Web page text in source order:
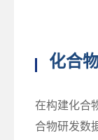
化合
在构建化合
合物研发数